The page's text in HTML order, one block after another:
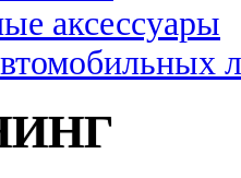
аксессуары